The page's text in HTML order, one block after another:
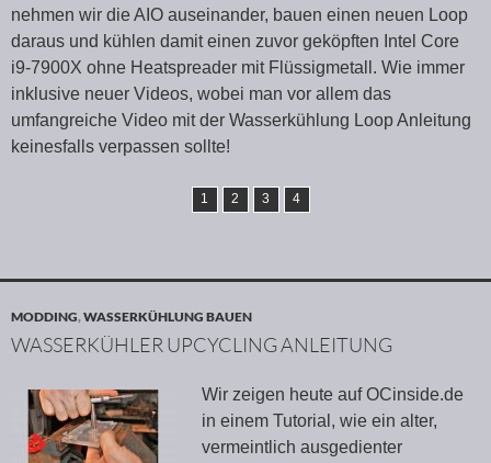
nehmen wir die AIO auseinander, bauen einen neuen Loop
daraus und kühlen damit einen zuvor geköpften Intel Core
i9-7900X ohne Heatspreader mit Flüssigmetall. Wie immer
inklusive neuer Videos, wobei man vor allem das
umfangreiche Video mit der Wasserkühlung Loop Anleitung
keinesfalls verpassen sollte!
1 2 3 4
MODDING,WASSERKÜHLUNG BAUEN
WASSERKÜHLER UPCYCLING ANLEITUNG
Wir zeigen heute auf OCinside.de
in einem Tutorial, wie ein alter,
vermeintlich ausgedienter